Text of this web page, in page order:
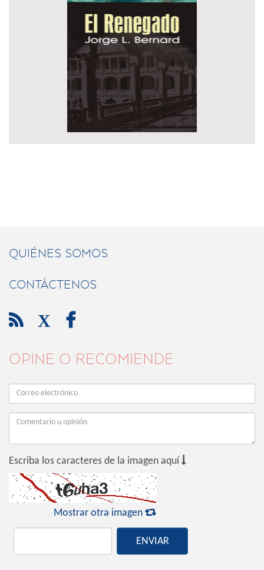
QUIÉNES SOMOS
CONTÁCTENOS
 X 
OPINE O RECOMIENDE
Escriba los caracteres de la imagen aquí 
Mostrar otra imagen 
ENVIAR